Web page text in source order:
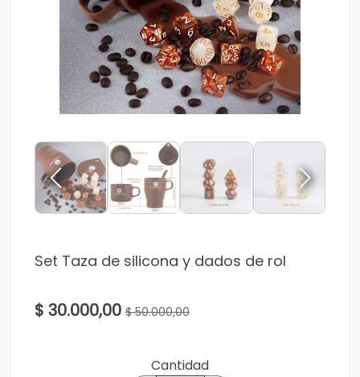
Set Taza de silicona y dados de rol
$ 30.000,00 $ 50.000,00
Cantidad